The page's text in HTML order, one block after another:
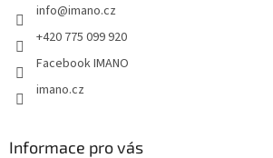
info@imano.cz
+420 775 099 920
Facebook IMANO
imano.cz
Informace pro vás